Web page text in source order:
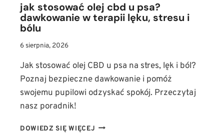
jak stosować olej cbd u psa?
dawkowanie w terapii lęku, stresu i
bólu
6 sierpnia, 2026
Jak stosować olej CBD u psa na stres, lęk i ból?
Poznaj bezpieczne dawkowanie i pomóż
swojemu pupilowi odzyskać spokój. Przeczytaj
nasz poradnik!
DOWIEDZ SIĘ WIĘCEJ JAK